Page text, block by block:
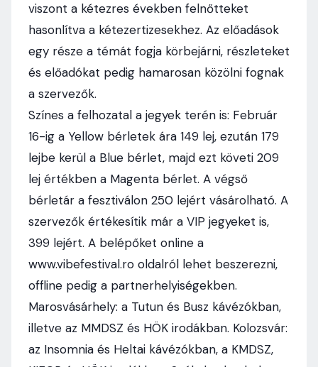
viszont a kétezres években felnőtteket
hasonlítva a kétezertizesekhez. Az előadások
egy része a témát fogja körbejárni, részleteket
és előadókat pedig hamarosan közölni fognak
a szervezők.
Színes a felhozatal a jegyek terén is: Február
16-ig a Yellow bérletek ára 149 lej, ezután 179
lejbe kerül a Blue bérlet, majd ezt követi 209
lej értékben a Magenta bérlet. A végső
bérletár a fesztiválon 250 lejért vásárolható. A
szervezők értékesítik már a VIP jegyeket is,
399 lejért. A belépőket online a
www.vibefestival.ro oldalról lehet beszerezni,
offline pedig a partnerhelyiségekben.
Marosvásárhely: a Tutun és Busz kávézókban,
illetve az MMDSZ és HÖK irodákban. Kolozsvár:
az Insomnia és Heltai kávézókban, a KMDSZ,